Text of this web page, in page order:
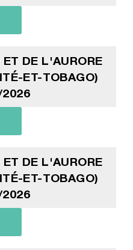
DE L'AURORE
ET-TOBAGO)
DE L'AURORE
ET-TOBAGO)